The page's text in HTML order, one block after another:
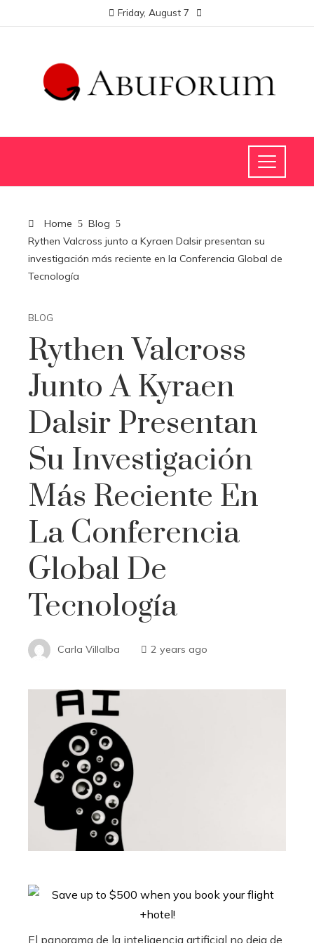
Friday, August 7
Home
Blog
Rythen Valcross junto a Kyraen Dalsir presentan su
investigación más reciente en la Conferencia Global de
Tecnología
BLOG
Rythen Valcross
Junto A Kyraen
Dalsir Presentan
Su Investigación
Más Reciente En
La Conferencia
Global De
Tecnología
Carla Villalba 2 years ago
El panorama de la inteligencia artificial no deja de